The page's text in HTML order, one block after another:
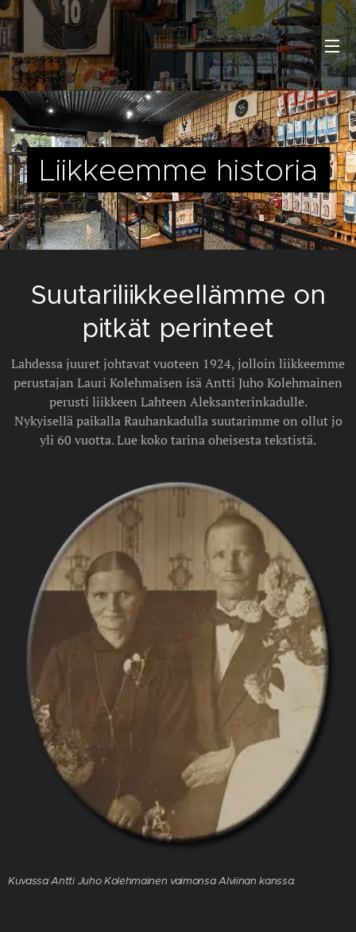
Liikkeemme historia
Suutariliikkeellämme on
pitkät perinteet
Lahdessa juuret johtavat vuoteen 1924, jolloin liikkeemme
perustajan Lauri Kolehmaisen isä Antti Juho Kolehmainen
perusti liikkeen Lahteen Aleksanterinkadulle.
Nykyisellä paikalla Rauhankadulla suutarimme on ollut jo
yli 60 vuotta. Lue koko tarina oheisesta tekstistä.
Kuvassa Antti Juho Kolehmainen vaimonsa Alviinan kanssa.